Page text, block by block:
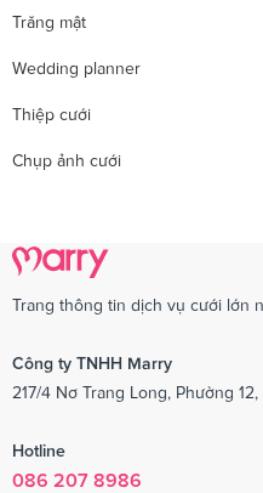
Trăng mật
Wedding planner
Thiệp cưới
Chụp ảnh cưới
Trang thông tin dịch vụ cưới lớn
Công ty TNHH Marry
217/4 Nơ Trang Long, Phường
Hotline
086 207 8986